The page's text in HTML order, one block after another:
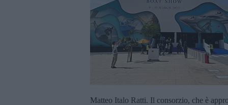
Matteo Italo Ratti. Il consorzio, che è